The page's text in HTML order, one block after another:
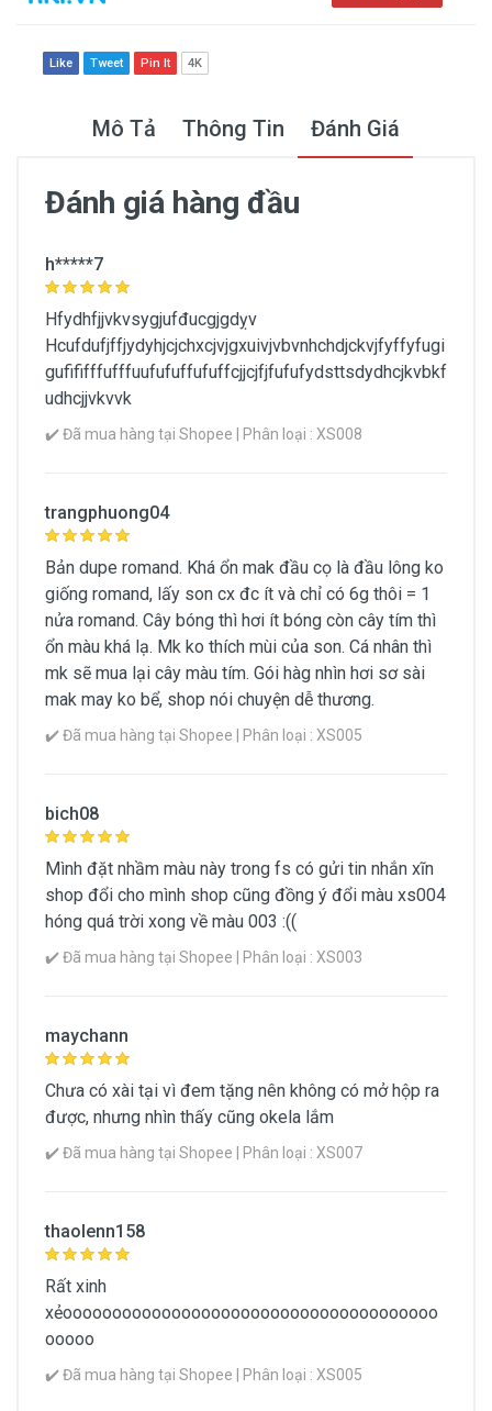
Like Tweet Pin It 4K
Mô Tả Thông Tin Đánh Giá
Thông Tin Chung
Mức SPF chống nắng
Kích cỡ
Fullsize
Loại son
No Brand
Xuất xứ
Khối lượng (g)
Xem Chi Tiết Thông Tin Sản Phẩm
Đánh giá hàng đầu
h*****7
Hfydhfjjvkvsygjufđucgjgdỵv
Hcufdufjffjydyhjcjchxcjvjgxuivjvbvnhchdjckvjfyffyfugi
gufififffufffuufufuffufuffcjjcjfjfufufydsttsdydhcjkvbkf
udhcjjvkvvk
✔️ Đã mua hàng tại Shopee | Phân loại : XS008
trangphuong04
Bản dupe romand. Khá ổn mak đầu cọ là đầu lông ko
giống romand, lấy son cx đc ít và chỉ có 6g thôi = 1
nửa romand. Cây bóng thì hơi ít bóng còn cây tím thì
ổn màu khá lạ. Mk ko thích mùi của son. Cá nhân thì
mk sẽ mua lại cây màu tím. Gói hàg nhìn hơi sơ sài
mak may ko bể, shop nói chuyện dễ thương.
✔️ Đã mua hàng tại Shopee | Phân loại : XS005
bich08
Mình đặt nhầm màu này trong fs có gửi tin nhắn xĩn
shop đổi cho mình shop cũng đồng ý đổi màu xs004
hóng quá trời xong về màu 003 :((
✔️ Đã mua hàng tại Shopee | Phân loại : XS003
maychann
Chưa có xài tại vì đem tặng nên không có mở hộp ra
được, nhưng nhìn thấy cũng okela lắm
✔️ Đã mua hàng tại Shopee | Phân loại : XS007
thaolenn158
Rất xinh
xẻoooooooooooooooooooooooooooooooooooooo
ooooo
✔️ Đã mua hàng tại Shopee | Phân loại : XS005